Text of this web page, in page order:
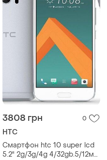
3808 грн 0
HTC
Смартфон htc 10 super lcd
5.2" 2g/3g/4g 4/32gb.5/12мп